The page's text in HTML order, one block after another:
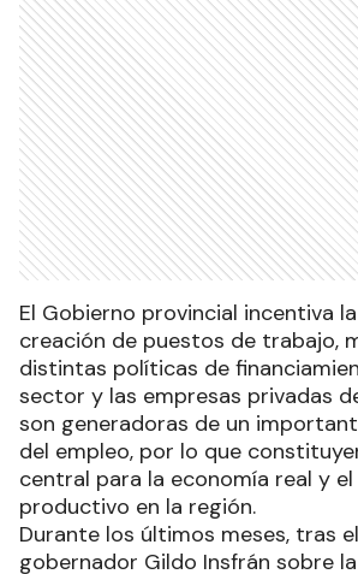
El Gobierno provincial incentiva
creación de puestos de trabajo,
distintas políticas de
sector y las empresas privadas
son generadoras de un
del empleo, por lo que
central para la economía real y
productivo en la región.
Durante los últimos meses, tras
gobernador Gildo Insfrán sobre